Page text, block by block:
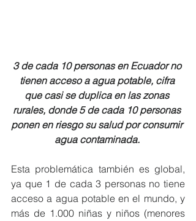
3 de cada 10 personas en Ecuador no
tienen acceso a agua potable, cifra
que casi se duplica en las zonas
rurales, donde 5 de cada 10 personas
ponen en riesgo su salud por consumir
agua contaminada.
Esta problemática también es global,
ya que 1 de cada 3 personas no tiene
acceso a agua potable en el mundo, y
más de 1.000 niñas y niños (menores